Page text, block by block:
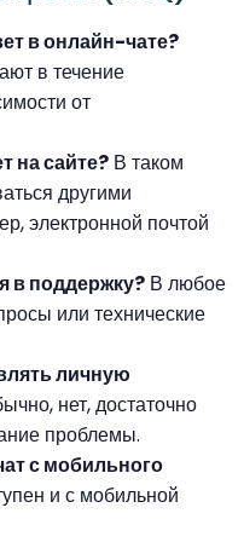
в онлайн-чате?
в течение
от
на сайте? В таком
другими
электронной почтой
в поддержку? В любое
или технические
личную
нет, достаточно
проблемы.
с мобильного
и с мобильной